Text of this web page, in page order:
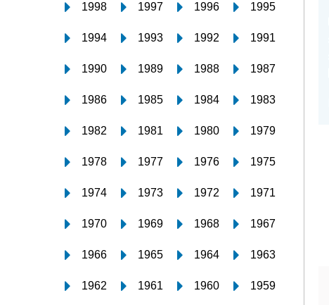
1998 1997 1996 1995
1994 1993 1992 1991
1990 1989 1988 1987
1986 1985 1984 1983
1982 1981 1980 1979
1978 1977 1976 1975
1974 1973 1972 1971
1970 1969 1968 1967
1966 1965 1964 1963
1962 1961 1960 1959